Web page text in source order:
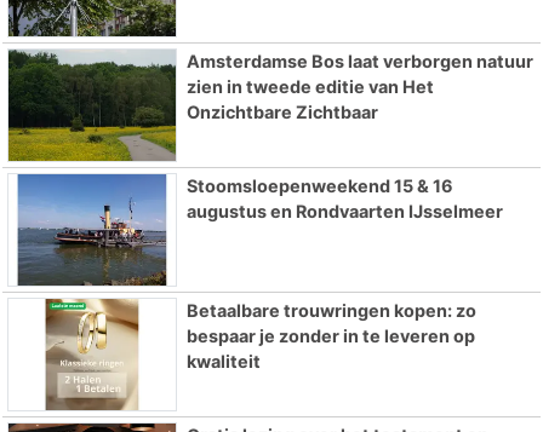
Amsterdamse Bos laat verborgen natuur
zien in tweede editie van Het
Onzichtbare Zichtbaar
Stoomsloepenweekend 15 & 16
augustus en Rondvaarten IJsselmeer
Betaalbare trouwringen kopen: zo
bespaar je zonder in te leveren op
kwaliteit